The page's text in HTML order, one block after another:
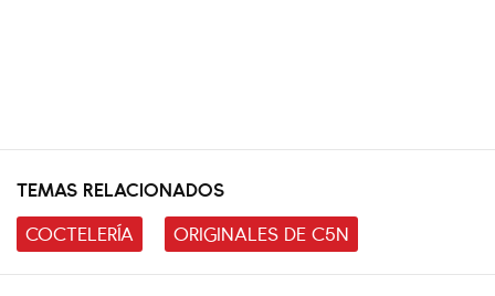
TEMAS RELACIONADOS
COCTELERÍA
ORIGINALES DE C5N